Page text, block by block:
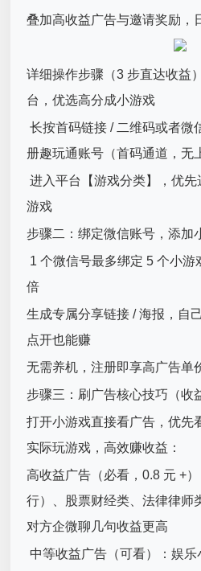
叠加高收益广告与邀请奖励，
详细操作步骤（3 步直达收益
台，优选高分成小游戏
长按首码链接 / 二维码或者微
册趣玩通账号（首码通道，无
进入平台【游戏分类】，优
游戏
步骤二：绑定微信账号，添加
1 个微信号最多绑定 5 个小游
倍
生成专属分享链接 / 海报，自
点开也能赚
无需养机，注册即享高广告单
步骤三：刷广告核心技巧（收
打开小游戏直接看广告，优先
实际玩游戏，高效赚收益：
高收益广告（必看，0.8 元 +
行）、股票财经类、法律律师
对方企微聊几句收益更高
中等收益广告（可看）：娱